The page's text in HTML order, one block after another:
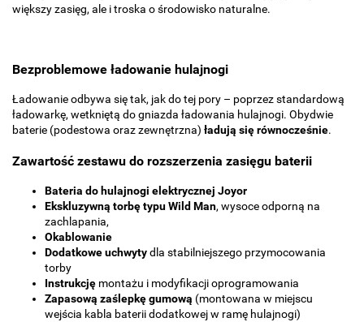
większy zasięg, ale i troska o środowisko naturalne.
Bezproblemowe ładowanie hulajnogi
Ładowanie odbywa się tak, jak do tej pory – poprzez standardową
ładowarkę, wetkniętą do gniazda ładowania hulajnogi. Obydwie
baterie (podestowa oraz zewnętrzna) ładują się równocześnie.
Zawartość zestawu do rozszerzenia zasięgu baterii
Bateria do hulajnogi elektrycznej Joyor
Ekskluzywną torbę typu Wild Man, wysoce odporną na
zachlapania,
Okablowanie
Dodatkowe uchwytydla stabilniejszego przymocowania
torby
Instrukcję montażu i modyfikacji oprogramowania
Zapasową zaślepkę gumową (montowana w miejscu
wejścia kabla baterii dodatkowej w ramę hulajnogi)